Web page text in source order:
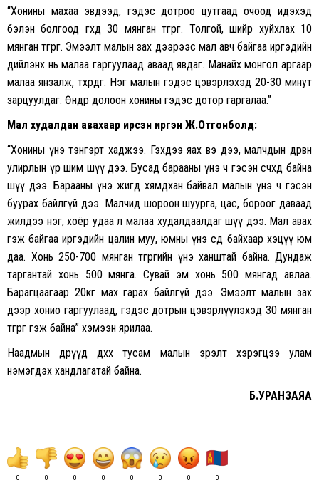
“Хонины махаа эвдээд, гэдэс дотроо цутгаад очоод идэхэд
бэлэн болгоод өгөхөд 30 мянган төгрөг. Толгой, шийр хуйхлах 10
мянган төгрөг. Эмээлт малын зах дээрээс мал авч байгаа иргэдийн
дийлэнх нь малаа гаргуулаад аваад явдаг. Манайх монгол аргаар
малаа янзалж, төхөөрдөг. Нэг малын гэдэс цэвэрлэхэд 20-30 минут
зарцуулдаг. Өнөөдөр долоон хонины гэдэс дотор гаргалаа.”
Мал худалдан авахаар ирсэн иргэн Ж.Отгонболд:
“Хонины үнэ тэнгэрт хаджээ. Гэхдээ яах вэ дээ, малчдын дөрвөн
улирлын үр шим шүү дээ. Бусад барааны үнэ ч гэсэн өсчхөөд байна
шүү дээ. Барааны үнэ жигд хямдхан байвал малын үнэ ч гэсэн
буурах байлгүй дээ. Малчид шороон шуурга, цас, бороог даваад
жилдээ нэг, хоёр удаа л малаа худалдаалдаг шүү дээ. Мал авах
гэж байгаа иргэдийн цалин муу, юмны үнэ өсөөд байхаар хэцүү юм
даа. Хонь 250-700 мянган төгрөгийн үнэ ханштай байна. Дундаж
таргантай хонь 500 мянга. Сувай эм хонь 500 мянгад авлаа.
Барагцаагаар 20кг мах гарах байлгүй дээ. Эмээлт малын зах
дээр хонио гаргуулаад, гэдэс дотрын цэвэрлүүлэхэд 30 мянган
төгрөг гэж байна” хэмээн ярилаа.
Наадмын өдрүүд дөхөх тусам малын эрэлт хэрэгцээ улам
нэмэгдэх хандлагатай байна.
Б.УРАНЗАЯА
0 0 0 0 0 0 0 0